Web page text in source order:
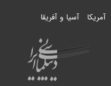
آمریکا آسیا و آفریقا